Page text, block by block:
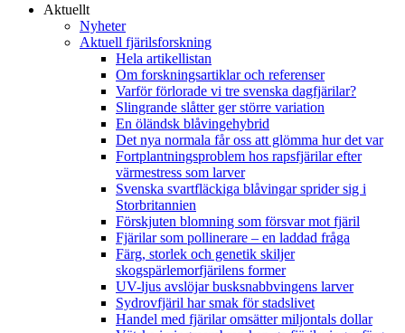
Aktuellt
Nyheter
Aktuell fjärilsforskning
Hela artikellistan
Om forskningsartiklar och referenser
Varför förlorade vi tre svenska dagfjärilar?
Slingrande slåtter ger större variation
En öländsk blåvingehybrid
Det nya normala får oss att glömma hur det var
Fortplantningsproblem hos rapsfjärilar efter
värmestress som larver
Svenska svartfläckiga blåvingar sprider sig i
Storbritannien
Förskjuten blomning som försvar mot fjäril
Fjärilar som pollinerare – en laddad fråga
Färg, storlek och genetik skiljer
skogspärlemorfjärilens former
UV-ljus avslöjar busksnabbvingens larver
Sydrovfjäril har smak för stadslivet
Handel med fjärilar omsätter miljontals dollar